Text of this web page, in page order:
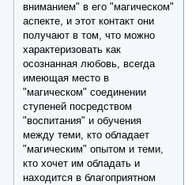
вниманием" в его "магическом"
аспекте, и этот контакт они
получают в том, что можно
характеризовать как
осознанная любовь, всегда
имеющая место в
"магическом" соединении
ступеней посредством
"воспитания" и обучения
между теми, кто обладает
"магическим" опытом и теми,
кто хочет им обладать и
находится в благоприятном